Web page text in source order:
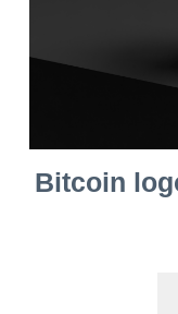
Bitcoin